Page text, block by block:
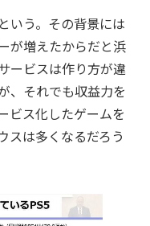
いう。その背景には
が増えたからだと浜
ービスは作り方が違
、それでも収益力を
ビス化したゲームを
スは多くなるだろう